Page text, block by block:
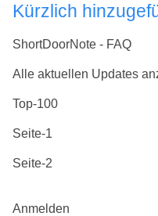
Kürzlich
ShortDoorNote - FAQ
Alle aktuellen Updates
Top-100
Seite-1
Seite-2
Anmelden